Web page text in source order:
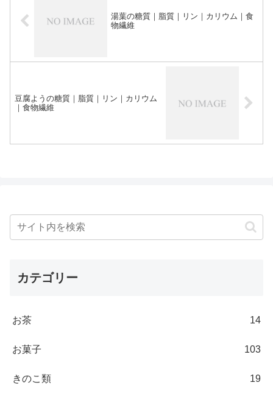
湯葉の糖質｜脂質｜リン｜カリウム｜食
物繊維
豆腐ようの糖質｜脂質｜リン｜カリウム
｜食物繊維
カテゴリー
お茶 14
お菓子 103
きのこ類 19